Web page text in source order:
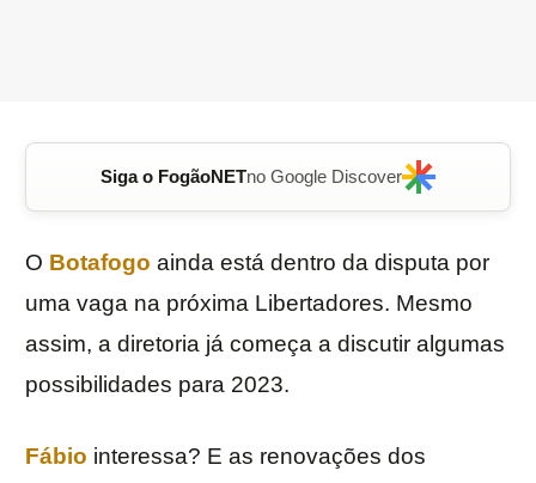
Siga o FogãoNETno Google Discover
O Botafogo ainda está dentro da disputa por
uma vaga na próxima Libertadores. Mesmo
assim, a diretoria já começa a discutir algumas
possibilidades para 2023.
Fábio interessa? E as renovações dos